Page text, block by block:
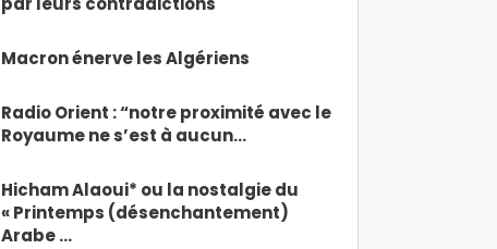
Macron énerve les Algériens
Radio Orient : “notre proximité avec le
Royaume ne s’est à aucun…
Hicham Alaoui* ou la nostalgie du
« Printemps (désenchantement)
Arabe …